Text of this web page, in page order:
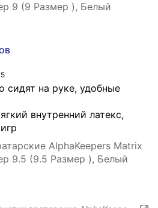
9 (9 Размер ), Белый
сидят на руке, удобные
внутренний латекс,
AlphaKeepers Matrix
9.5 (9.5 Размер ), Белый